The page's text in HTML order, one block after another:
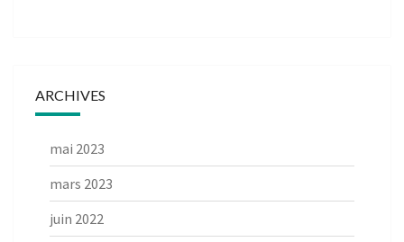
ARCHIVES
mai 2023
mars 2023
juin 2022